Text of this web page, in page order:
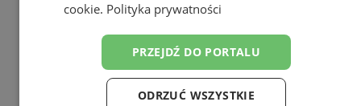
cookie. Polityka prywatności
PRZEJDŹ DO PORTALU
ODRZUĆ WSZYSTKIE